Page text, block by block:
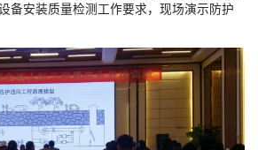
备安装质量检测工作要求，现场演示防护